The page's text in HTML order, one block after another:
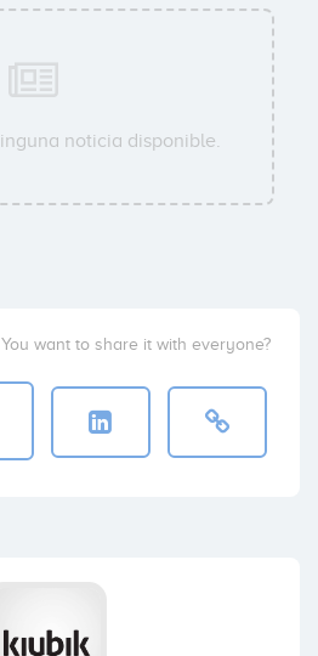
noticia disponible.
want to share it with everyone?